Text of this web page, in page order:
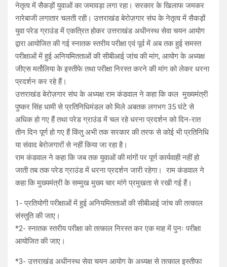
नेतृत्व में सैकड़ों युवाओं का जमावड़ा लगा रहा। सरकार के खिलाफ जमकर
नारेबाजी लगातार चलती रही। उत्तराखंड बेरोज़गार संघ के नेतृत्व में सैकड़ों
युवा परेड ग्राउंड में एकत्रित होकर उत्तराखंड अधीनस्थ सेवा चयन आयोग
द्वारा आयोजित की गई स्नातक स्तरीय परीक्षा एवं पूर्व में अब तक हुई समस्त
परीक्षाओं में हुई अनियमितताओं की सीबीआई जांच की मांग, आयोग के अध्यक्ष
जीएस मर्तोलिया के इस्तीफे तथा परीक्षा निरस्त करने की मांग को लेकर धरना
प्रदर्शन कर रहे हैं।
उत्तराखंड बेरोज़गार संघ के अध्यक्ष राम कंडवाल ने कहा कि कल मुख्यमंत्री
पुष्कर सिंह धामी से प्रतिनिधिमंडल को मिले अबतक लगभग 35 घंटे से
अधिक हो गए हैं तथा परेड ग्राउंड में चल रहे धरना प्रदर्शन को दिन-रात
तीन दिन पूर्ण हो गए हैं किंतु अभी तक सरकार की तरफ से कोई भी प्रतिनिधि
या संवाद बेरोजगारों से नहीं किया जा रहा है।
राम कंडवाल ने कहा कि जब तक युवाओं की मांगों पर पूर्ण कार्यवाही नहीं हो
जाती तब तक परेड ग्राउंड में धरना प्रदर्शन जारी रहेगा। राम कंडवाल ने
कहा कि मुख्यमंत्री के सम्मुख मुख्य चार मांगे प्रमुखता से रखी गई हैं।
1- प्रतियोगी परीक्षाओं में हुई अनियमितताओं की सीबीआई जांच की तत्काल
संस्तुति की जाए।
*2- स्नातक स्तरीय परीक्षा को तत्काल निरस्त कर एक माह में पुनः परीक्षा
आयोजित की जाए।
*3- उत्तराखंड अधीनस्थ सेवा चयन आयोग के अध्यक्ष से तत्काल इस्तीफा